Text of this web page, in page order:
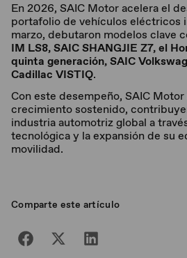
En 2026, SAIC Motor acelera el
portafolio de vehículos eléctricos
marzo, debutaron modelos clave
IM LS8, SAIC SHANGJIE Z7, el
quinta generación, SAIC
Cadillac VISTIQ.
Con este desempeño, SAIC
crecimiento sostenido,
industria automotriz global a
tecnológica y la expansión de su
movilidad.
Comparte este artículo